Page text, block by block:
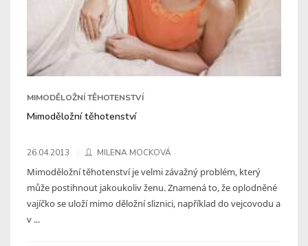
MIMODĚLOŽNÍ TĚHOTENSTVÍ
Mimoděložní těhotenství
26.04.2013 MILENA MOCKOVÁ
Mimoděložní těhotenství je velmi závažný problém, který
může postihnout jakoukoliv ženu. Znamená to, že oplodněné
vajíčko se uloží mimo děložní sliznici, například do vejcovodu a
v ...